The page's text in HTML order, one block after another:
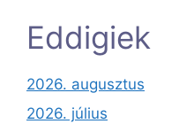
Eddigiek
2026. augusztus
2026. július